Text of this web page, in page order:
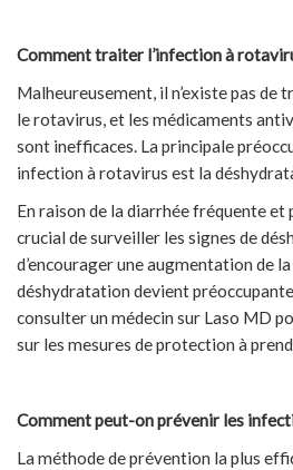
Comment traiter l’infection à
Malheureusement, il n’existe pas de
le rotavirus, et les médicaments
sont inefficaces. La principale
infection à rotavirus est la
En raison de la diarrhée fréquente et
crucial de surveiller les signes de
d’encourager une augmentation de
déshydratation devient
consulter un médecin sur Laso MD
sur les mesures de protection à
Comment peut-on prévenir les
La méthode de prévention la plus